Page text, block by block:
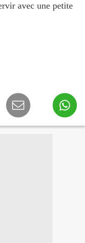
avec une petite